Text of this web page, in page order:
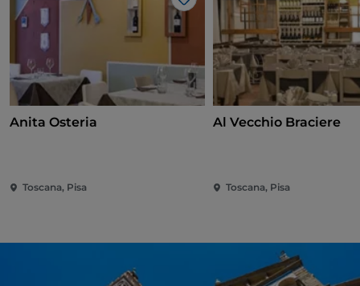
Gosto
Anita Osteria
Toscana, Pisa
Al Vecchio Braciere
Toscana, Pisa